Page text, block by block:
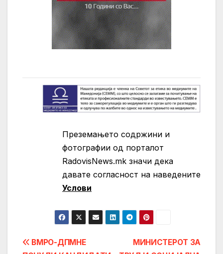
Преземањето содржини и
фотографии од порталот
RadovisNews.mk значи дека
давате согласност на нaведените
Услови
Post
МИНИСТЕРОТ ЗА
ВМРО-ДПМНЕ